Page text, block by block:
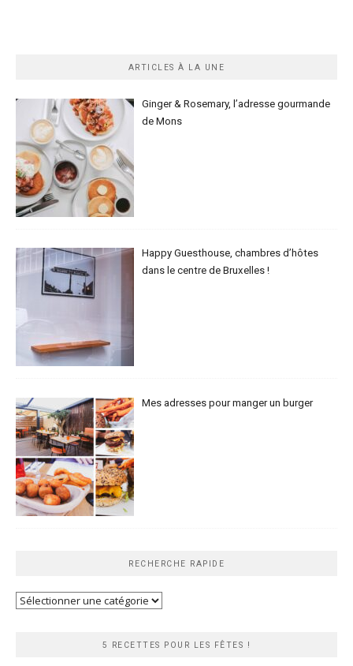
ARTICLES À LA UNE
Ginger & Rosemary, l’adresse gourmande
de Mons
Happy Guesthouse, chambres d’hôtes
dans le centre de Bruxelles !
Mes adresses pour manger un burger
RECHERCHE RAPIDE
Recherche
5 RECETTES POUR LES FÊTES !